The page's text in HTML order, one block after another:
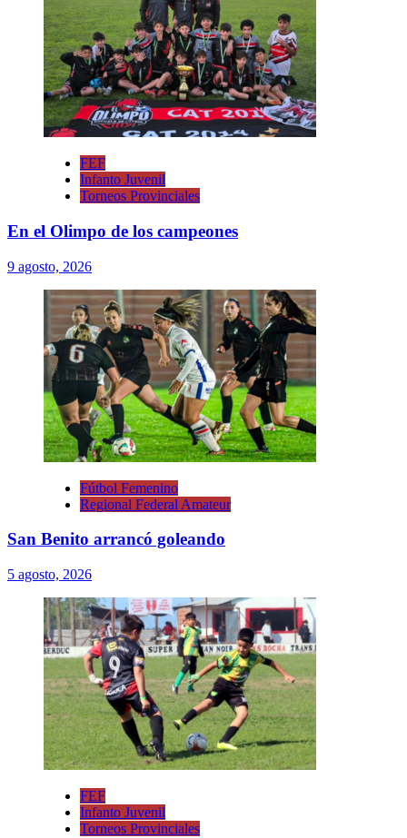
FEF
Infanto Juvenil
Torneos Provinciales
En el Olimpo de los campeones
9 agosto, 2026
Fútbol Femenino
Regional Federal Amateur
San Benito arrancó goleando
5 agosto, 2026
FEF
Infanto Juvenil
Torneos Provinciales